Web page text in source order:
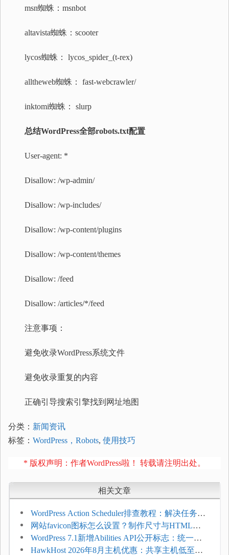
msn蜘蛛：msnbot
altavista蜘蛛：scooter
lycos蜘蛛： lycos_spider_(t-rex)
alltheweb蜘蛛： fast-webcrawler/
inktomi蜘蛛： slurp
总结WordPress全部robots.txt配置
User-agent: *
Disallow: /wp-admin/
Disallow: /wp-includes/
Disallow: /wp-content/plugins
Disallow: /wp-content/themes
Disallow: /feed
Disallow: /articles/*/feed
注意事项：
避免收录WordPress系统文件
避免收录重复的内容
正确引导搜索引擎找到网址地图
分类： 新闻资讯
标签： WordPress，Robots, 使用技巧
* 版权声明：作者WordPress啦！ 转载请注明出处。
相关文章
WordPress Action Scheduler排查教程：解决任务积
压和订单延迟
网站favicon图标怎么设置？制作尺寸与HTML添
加方法
WordPress 7.1新增Abilities API公开标志：统一支
持REST API、MCP与AI代理
HawkHost 2026年8月主机优惠：共享主机低至